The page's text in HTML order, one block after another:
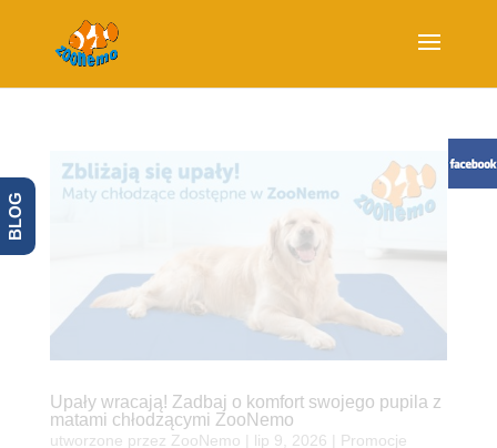
Upały wracają! Zadbaj o komfort swojego pupila z
matami chłodzącymi ZooNemo
utworzone przez ZooNemo lip 9, 2026 Promocje
BLOG